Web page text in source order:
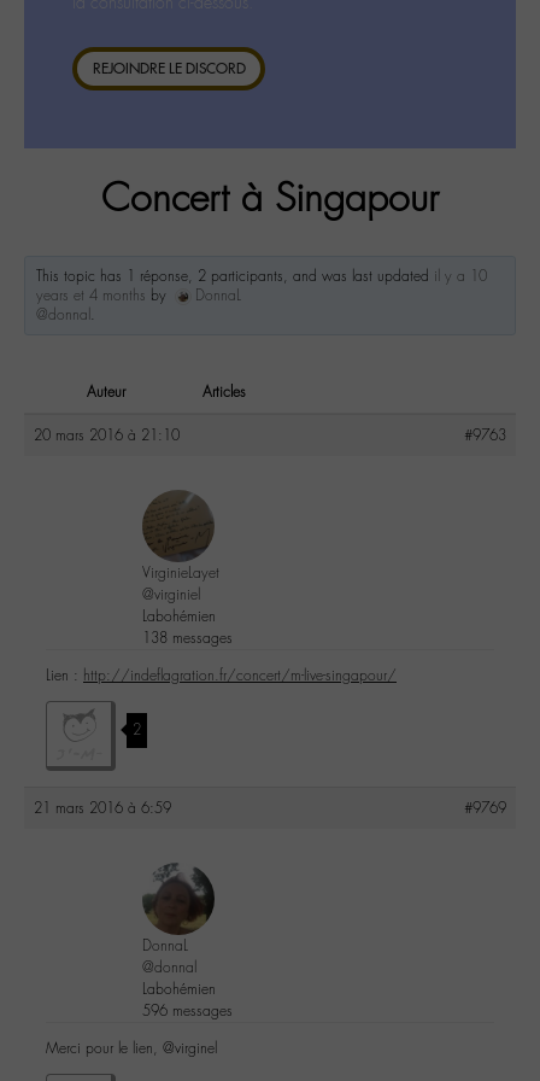
REJOINDRE LE DISCORD
Concert à Singapour
This topic has 1 réponse, 2 participants, and was last updated il y a 10
years et 4 months by
DonnaL
@donnal .
Auteur Articles
20 mars 2016 à 21:10 #9763
VirginieLayet
@virginiel
Labohémien
138 messages
Lien : http://indeflagration.fr/concert/m-live-singapour/
2
21 mars 2016 à 6:59 #9769
DonnaL
@donnal
Labohémien
596 messages
Merci pour le lien, @virginel